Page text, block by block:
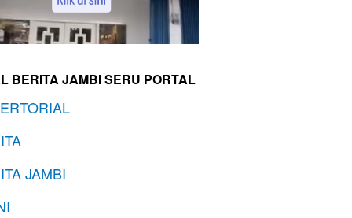
BERITA JAMBI SERU PORTAL
JAMBI